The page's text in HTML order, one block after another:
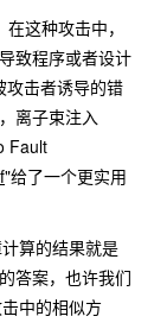
这种攻击中，
致程序或者设计
攻击者诱导的错
离子束注入
Fault
"给了一个更实用
算的结果就是
答案，也许我们
中的相似方